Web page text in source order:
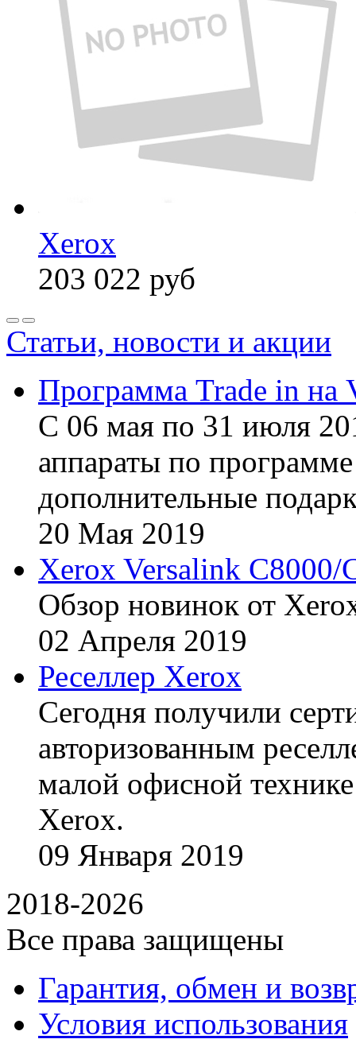
Xerox
203 022 руб
Статьи, новости и акции
Программа Trade in на
С 06 мая по 31 июля
аппараты по
дополнительные
20 Мая 2019
Xerox Versalink C8000/
Обзор новинок от
02 Апреля 2019
Реселлер Xerox
Сегодня получили
авторизованным
малой офисной
Xerox.
09 Января 2019
2018-2026
Все права защищены
Гарантия, обмен и
Условия использования